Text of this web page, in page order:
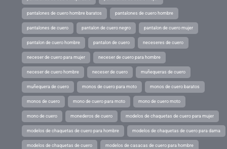
pantalones de cuero hombre baratos pantalones de cuero hombre
pantalones de cuero pantalon de cuero negro pantalon de cuero mujer
pantalon de cuero hombre pantalon de cuero neceseres de cuero
neceser de cuero para mujer neceser de cuero para hombre
neceser de cuero hombre neceser de cuero muñequeras de cuero
muñequera de cuero monos de cuero para moto monos de cuero baratos
monos de cuero mono de cuero para moto mono de cuero moto
mono de cuero monederos de cuero modelos de chaquetas de cuero para mujer
modelos de chaquetas de cuero para hombre modelos de chaquetas de cuero para dama
modelos de chaquetas de cuero modelos de casacas de cuero para hombre